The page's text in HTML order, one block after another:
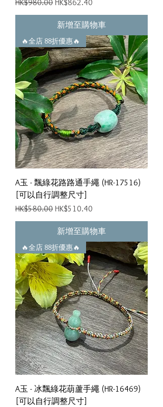
HK$980.00 HK$862.40
新增至購物車
🔥全店 88折優惠🔥
A玉 - 飄綠花路路通手繩 (HR-17516)
[可以自行調整尺寸]
一般價格
HK$580.00 促銷價格
HK$510.40
新增至購物車
🔥全店 88折優惠🔥
A玉 - 冰飄綠花葫蘆手繩 (HR-16469)
[可以自行調整尺寸]